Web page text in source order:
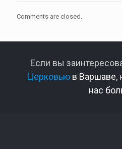
Comments are closed.
Если вы
Церковью в Варшаве,
нас